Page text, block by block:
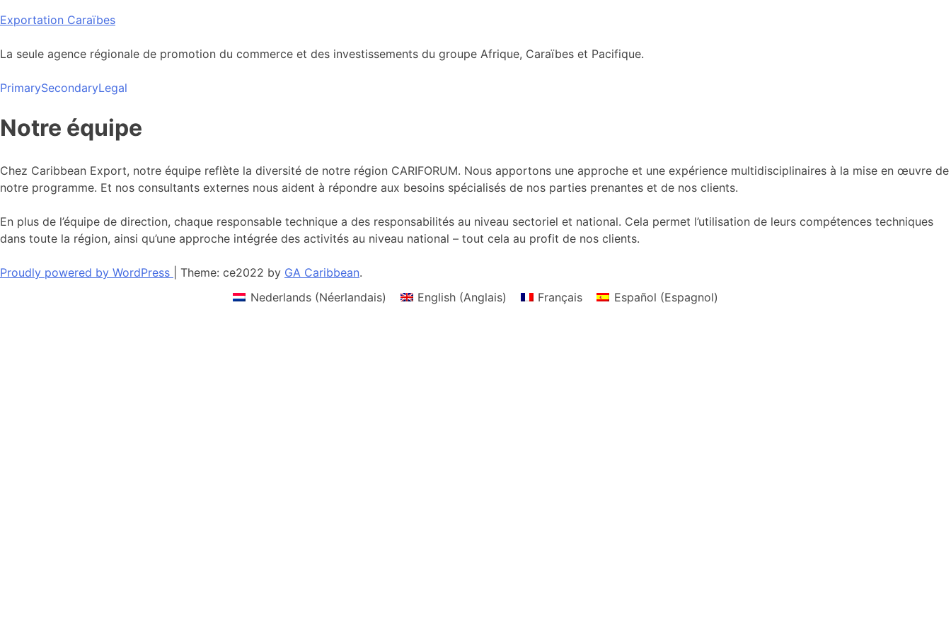
Skip
content
Exportation Caraïbes
La seule agence régionale de promotion du commerce et des investissements du groupe Afrique, Caraïbes et Pacifique.
PrimarySecondaryLegal
Notre équipe
Chez Caribbean Export, notre équipe reflète la diversité de notre région CARIFORUM. Nous apportons une approche et une expérience multidisciplinaires à la mise en œuvre de
notre programme. Et nos consultants externes nous aident à répondre aux besoins spécialisés de nos parties prenantes et de nos clients.
En plus de l’équipe de direction, chaque responsable technique a des responsabilités au niveau sectoriel et national. Cela permet l’utilisation de leurs compétences techniques
dans toute la région, ainsi qu’une approche intégrée des activités au niveau national – tout cela au profit de nos clients.
Proudly powered by WordPress Theme: ce2022 by GA Caribbean.
Nederlands(Néerlandais) English (Anglais) Français Español (Espagnol)